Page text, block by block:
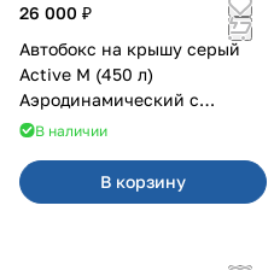
26 000 ₽
Автобокс на крышу серый
Active M (450 л)
Аэродинамический с
двусторонним открыванием
В наличии
В корзину